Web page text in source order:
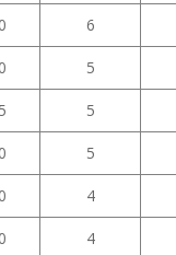
6
5
5
5
4
4